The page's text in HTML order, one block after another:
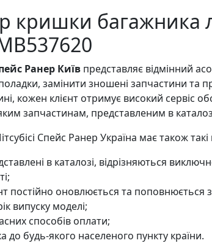
кришки багажника
Ранер Київ представляє відмінний
замінити зношені запчастини та
кожен клієнт отримує високий сервіс
запчастинам, представленим в
Спейс Ранер Україна має також такі
в каталозі, відрізняються
постійно оновлюється та поповнюється
випуску моделі;
способів оплати;
до будь-якого населеного пункту країни.